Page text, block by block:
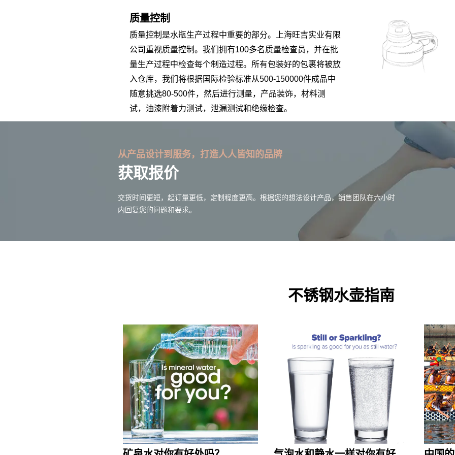
质量控制
质量控制是水瓶生产过程中重要的部分。上海旺吉实业有限
公司重视质量控制。我们拥有100多名质量检查员，并在批
量生产过程中检查每个制造过程。所有包装好的包裹将被放
入仓库，我们将根据国际检验标准从500-150000件成品中
随意挑选80-500件，然后进行测量，产品装饰，材料测
试，油漆附着力测试，泄漏测试和绝缘检查。
从产品设计到服务，打造人人皆知的品牌
获取报价
交货时间更短，起订量更低，定制程度更高。根据您的想法设计产品，销售团队在六小时
内回复您的问题和要求。
不锈钢水壶指南